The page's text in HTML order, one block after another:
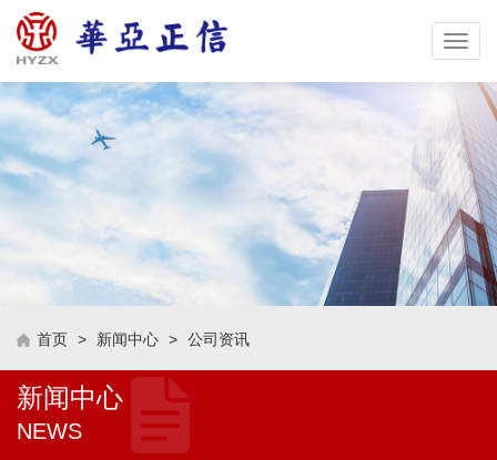
Toggle
首页 > 新闻中心 > 公司资讯
新闻中心
NEWS